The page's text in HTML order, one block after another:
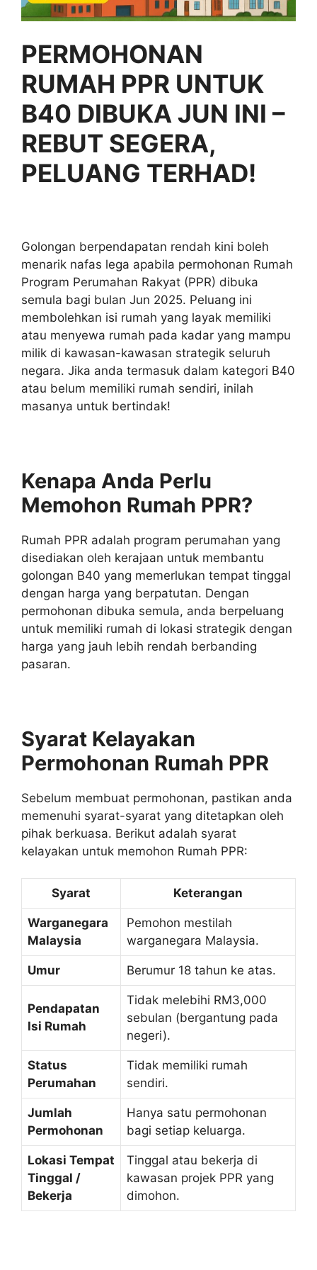
PERMOHONAN
RUMAH PPR UNTUK
B40 DIBUKA JUN INI –
REBUT SEGERA,
PELUANG TERHAD!
Golongan berpendapatan rendah kini boleh
menarik nafas lega apabila permohonan Rumah
Program Perumahan Rakyat (PPR) dibuka
semula bagi bulan Jun 2025. Peluang ini
membolehkan isi rumah yang layak memiliki
atau menyewa rumah pada kadar yang mampu
milik di kawasan-kawasan strategik seluruh
negara. Jika anda termasuk dalam kategori B40
atau belum memiliki rumah sendiri, inilah
masanya untuk bertindak!
Kenapa Anda Perlu
Memohon Rumah PPR?
Rumah PPR adalah program perumahan yang
disediakan oleh kerajaan untuk membantu
golongan B40 yang memerlukan tempat tinggal
dengan harga yang berpatutan. Dengan
permohonan dibuka semula, anda berpeluang
untuk memiliki rumah di lokasi strategik dengan
harga yang jauh lebih rendah berbanding
pasaran.
Syarat Kelayakan
Permohonan Rumah PPR
Sebelum membuat permohonan, pastikan anda
memenuhi syarat-syarat yang ditetapkan oleh
pihak berkuasa. Berikut adalah syarat
kelayakan untuk memohon Rumah PPR:
Syarat Keterangan
Warganegara
Malaysia
Pemohon mestilah
warganegara Malaysia.
Umur Berumur 18 tahun ke atas.
Pendapatan
Isi Rumah
Tidak melebihi RM3,000
sebulan (bergantung pada
negeri).
Status
Perumahan
Tidak memiliki rumah
sendiri.
Jumlah
Permohonan
Hanya satu permohonan
bagi setiap keluarga.
Lokasi Tempat
Tinggal /
Bekerja
Tinggal atau bekerja di
kawasan projek PPR yang
dimohon.